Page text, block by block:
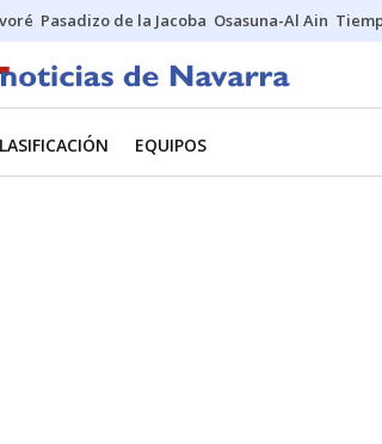
Pasadizo de la Jacoba Osasuna-Al Ain
EQUIPOS